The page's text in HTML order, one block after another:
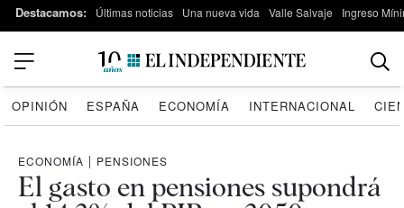
Destacamos: Últimas noticias Una nueva vida Valle Salvaje Ingreso
OPINIÓN ESPAÑA ECONOMÍA INTERNACIONAL
ECONOMÍA | PENSIONES
El gasto en pensiones supondrá